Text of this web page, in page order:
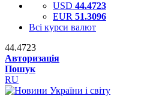
USD 44.4723
EUR 51.3096
Всі курси валют
44.4723
Авторизація
Пошук
RU